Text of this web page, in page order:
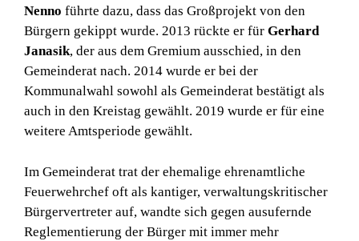
Nenno führte dazu, dass das Großprojekt von den
Bürgern gekippt wurde. 2013 rückte er für Gerhard
Janasik, der aus dem Gremium ausschied, in den
Gemeinderat nach. 2014 wurde er bei der
Kommunalwahl sowohl als Gemeinderat bestätigt als
auch in den Kreistag gewählt. 2019 wurde er für eine
weitere Amtsperiode gewählt.
Im Gemeinderat trat der ehemalige ehrenamtliche
Feuerwehrchef oft als kantiger, verwaltungskritischer
Bürgervertreter auf, wandte sich gegen ausufernde
Reglementierung der Bürger mit immer mehr